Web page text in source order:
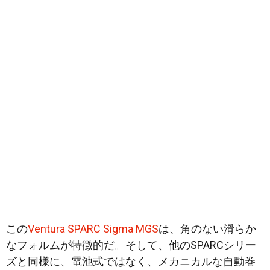
このVentura SPARC Sigma MGSは、角のない滑らか
なフォルムが特徴的だ。そして、他のSPARCシリー
ズと同様に、電池式ではなく、メカニカルな自動巻